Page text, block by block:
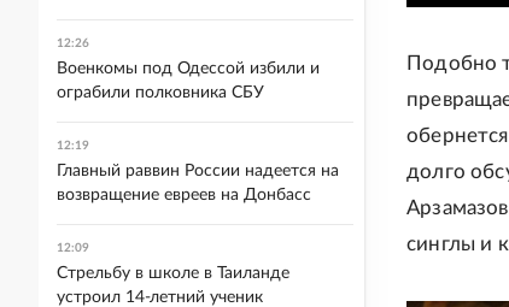
Подобно
долго
синглы и
12:26
Военкомы под Одессой избили и
ограбили полковника СБУ
12:19
Главный раввин России надеется на
возвращение евреев на Донбасс
12:09
Стрельбу в школе в Таиланде
устроил 14-летний ученик